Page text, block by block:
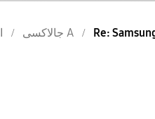
جالاكسى A Re: